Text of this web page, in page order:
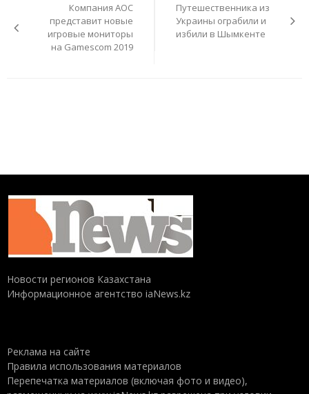
Компания AOC
представит новые
игровые мониторы
на Gamescom 2019
Путешественника из
Украины ограбили и
избили в Шымкенте
Новости регионов Казахстана
Информационное агентство iaNews.kz
Реклама на сайте
Правила использования материалов
Перепечатка материалов (включая фото и видео),